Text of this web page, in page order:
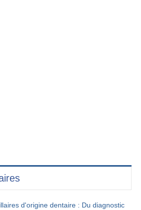
d'origine dentaire : Du diagnostic